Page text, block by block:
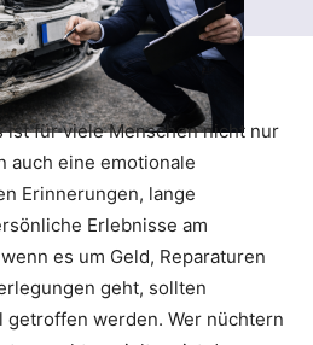
ist für viele Menschen nicht nur
auch eine emotionale
Erinnerungen, lange
Erlebnisse am
es um Geld, Reparaturen
geht, sollten
getroffen werden. Wer nüchtern